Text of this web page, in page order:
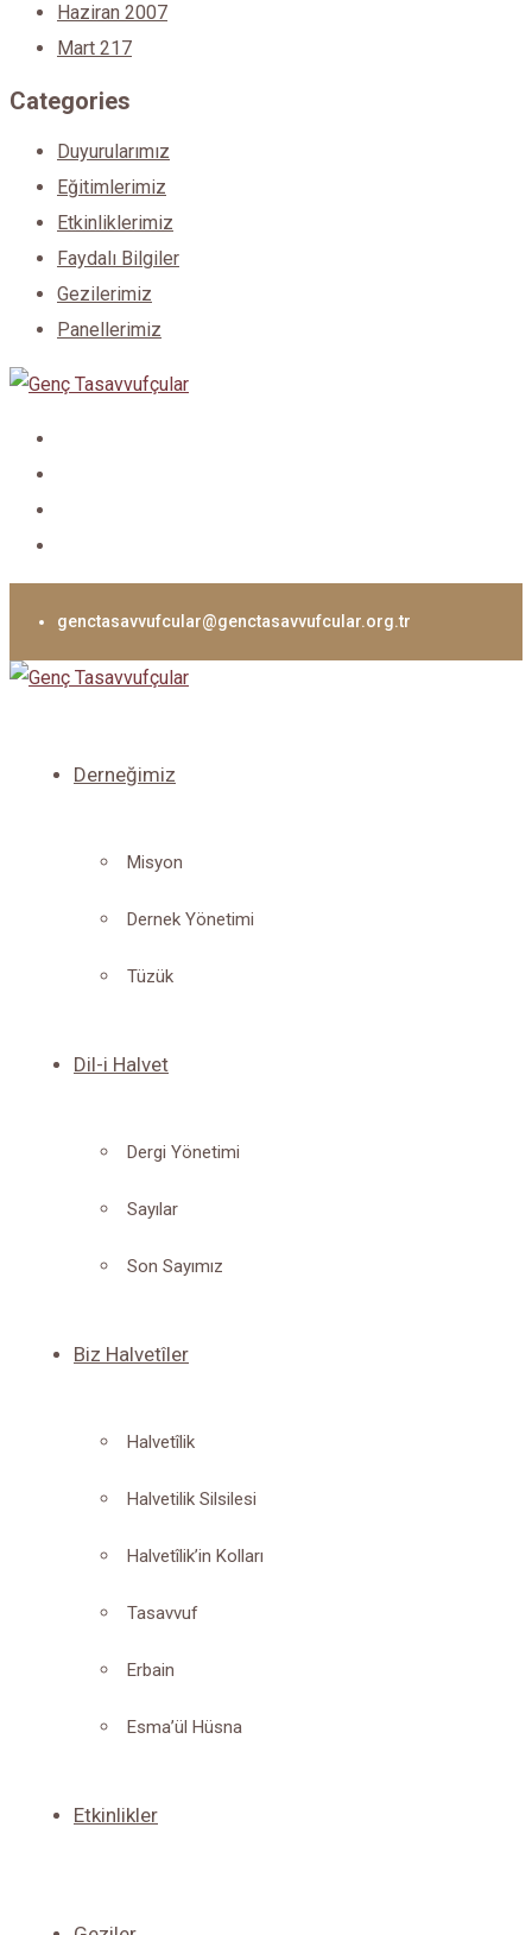
Haziran 2007
Mart 217
Categories
Duyurularımız
Eğitimlerimiz
Etkinliklerimiz
Faydalı Bilgiler
Gezilerimiz
Panellerimiz
genctasavvufcular@genctasavvufcular.org.tr
Derneğimiz
Misyon
Dernek Yönetimi
Tüzük
Dil-i Halvet
Dergi Yönetimi
Sayılar
Son Sayımız
Biz Halvetîler
Halvetîlik
Halvetilik Silsilesi
Halvetîlik’in Kolları
Tasavvuf
Erbain
Esma’ül Hüsna
Etkinlikler